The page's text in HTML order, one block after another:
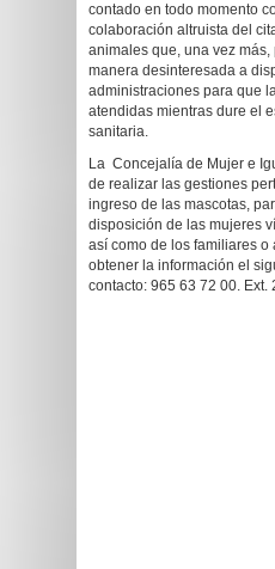
contado en todo momento
colaboración altruista del
animales que, una vez
manera desinteresada a
administraciones para que
atendidas mientras dure el
sanitaria.
La Concejalía de Mujer e
de realizar las gestiones
ingreso de las mascotas,
disposición de las mujeres
así como de los familiares o
obtener la información el
contacto: 965 63 72 00. Ext.